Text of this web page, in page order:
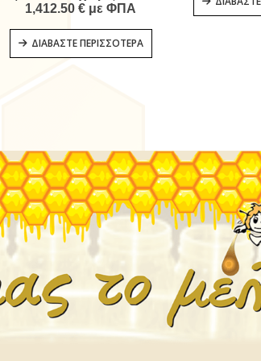
1,412.50 € με ΦΠΑ
ΔΙΑΒΆΣΤΕ ΠΕΡΙΣΣΌΤΕΡΑ